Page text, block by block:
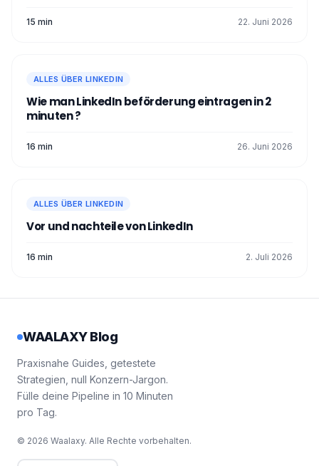
15 min 22. Juni 2026
ALLES ÜBER LINKEDIN
Wie man LinkedIn beförderung eintragen in 2
minuten ?
16 min 26. Juni 2026
ALLES ÜBER LINKEDIN
Vor und nachteile von LinkedIn
16 min 2. Juli 2026
WAALAXY Blog
Praxisnahe Guides, getestete
Strategien, null Konzern-Jargon.
Fülle deine Pipeline in 10 Minuten
pro Tag.
© 2026 Waalaxy. Alle Rechte vorbehalten.